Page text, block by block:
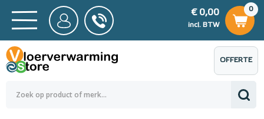
BTW
0,00
0
€ 0,00
incl. BTW
€ 0,00
OFFERTE
AANVRAGEN